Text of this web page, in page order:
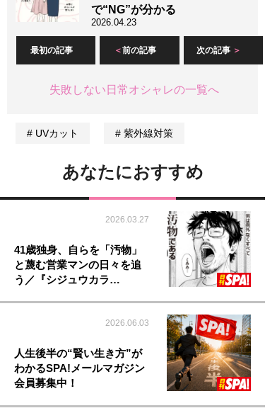
で“NG”が分かる
2026.04.23
最初の記事 前の記事 次の記事
失敗しない日常オシャレの一覧へ
UVカット 紫外線対策
あなたにおすすめ
2026.03.27
41歳独身、自らを「汚物」
と蔑む営業マンの日々を追
う／『シジュウカラ…
2026.06.03
人生後半の“賢い生き方”が
わかるSPA!メールマガジン
会員募集中！